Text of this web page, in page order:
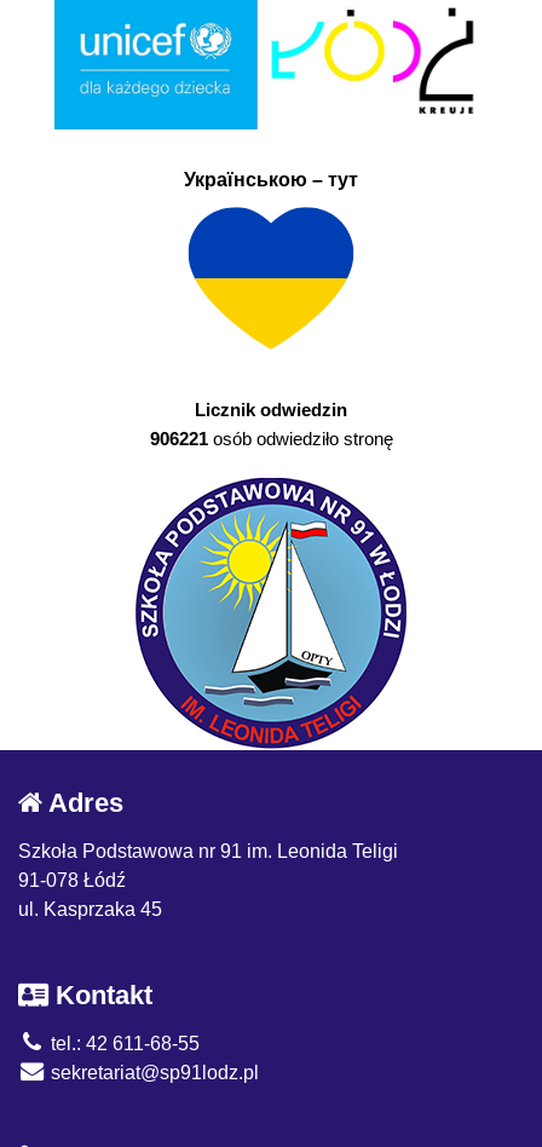
Українською – тут
Licznik odwiedzin
906221osób odwiedziło stronę
Adres
Szkoła Podstawowa nr 91 im. Leonida Teligi
91-078 Łódź
ul. Kasprzaka 45
Kontakt
tel.: 42 611-68-55
sekretariat@sp91lodz.pl